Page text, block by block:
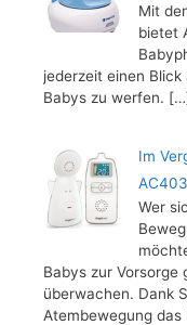
Mit
bietet
jederzeit einen
Babys zu werfen.
Im
Wer
Babys zur Vorsorge
überwachen. Dank
Atembewegung